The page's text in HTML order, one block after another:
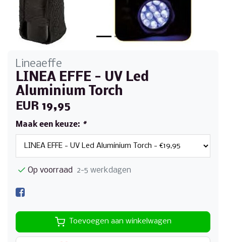
Lineaeffe
LINEA EFFE - UV Led
Aluminium Torch
EUR 19,95
Maak een keuze: *
Op voorraad 2-5 werkdagen
Toevoegen aan winkelwagen